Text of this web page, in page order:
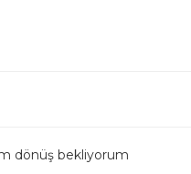
dönüş bekliyorum